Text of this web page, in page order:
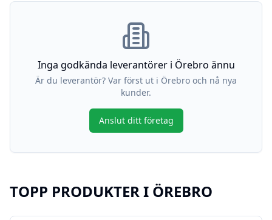
Inga godkända leverantörer i Örebro ännu
Är du leverantör? Var först ut i Örebro och nå nya
kunder.
Anslut ditt företag
TOPP PRODUKTER I ÖREBRO